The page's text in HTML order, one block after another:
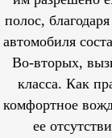
полос,
автомобиля
Во-вторых,
класса. Как
комфортное
ее